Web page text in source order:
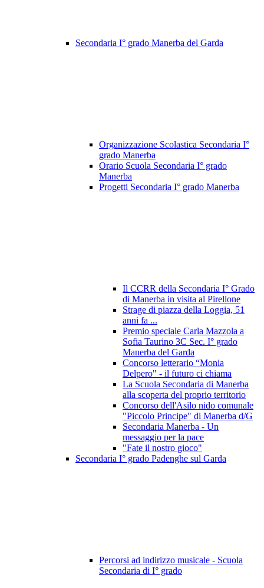
Secondaria I° grado Manerba del Garda
Organizzazione Scolastica Secondaria I°
grado Manerba
Orario Scuola Secondaria I° grado
Manerba
Progetti Secondaria I° grado Manerba
Il CCRR della Secondaria I° Grado
di Manerba in visita al Pirellone
Strage di piazza della Loggia, 51
anni fa ...
Premio speciale Carla Mazzola a
Sofia Taurino 3C Sec. I° grado
Manerba del Garda
Concorso letterario “Monia
Delpero" - il futuro ci chiama
La Scuola Secondaria di Manerba
alla scoperta del proprio territorio
Concorso dell'Asilo nido comunale
"Piccolo Principe" di Manerba d/G
Secondaria Manerba - Un
messaggio per la pace
"Fate il nostro gioco"
Secondaria I° grado Padenghe sul Garda
Percorsi ad indirizzo musicale - Scuola
Secondaria di I° grado